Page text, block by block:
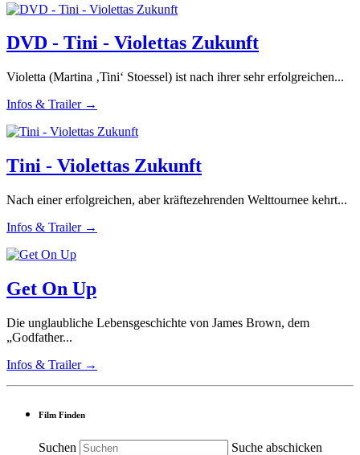
DVD - Tini - Violettas Zukunft
Violetta (Martina ‚Tini‘ Stoessel) ist nach ihrer sehr erfolgreichen...
Infos & Trailer →
Tini - Violettas Zukunft
Nach einer erfolgreichen, aber kräftezehrenden Welttournee kehrt...
Infos & Trailer →
Get On Up
Die unglaubliche Lebensgeschichte von James Brown, dem
„Godfather...
Infos & Trailer →
Film Finden
Suchen Suche abschicken